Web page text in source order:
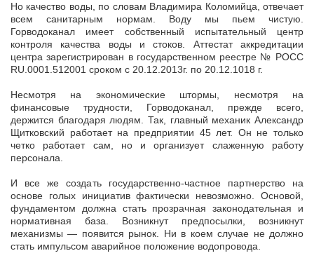
Но качество воды, по словам Владимира Коломийца, отвечает
всем санитарным нормам. Воду мы пьем чистую.
Горводоканал имеет собственный испытательный центр
контроля качества воды и стоков. Аттестат аккредитации
центра зарегистрирован в государственном реестре № РОСС
RU.0001.512001 сроком с 20.12.2013г. по 20.12.1018 г.
Несмотря на экономические штормы, несмотря на
финансовые трудности, Горводоканал, прежде всего,
держится благодаря людям. Так, главный механик Александр
Щитковский работает на предприятии 45 лет. Он не только
четко работает сам, но и организует слаженную работу
персонала.
И все же создать государственно-частное партнерство на
основе голых инициатив фактически невозможно. Основой,
фундаментом должна стать прозрачная законодательная и
нормативная база. Возникнут предпосылки, возникнут
механизмы — появится рынок. Ни в коем случае не должно
стать импульсом аварийное положение водопровода.